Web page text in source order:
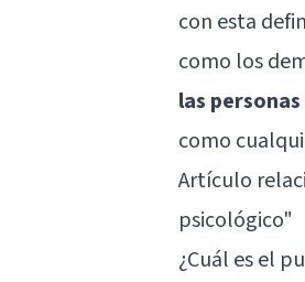
con esta
como los
las
como
Artículo
psicológico"
¿Cuál es el